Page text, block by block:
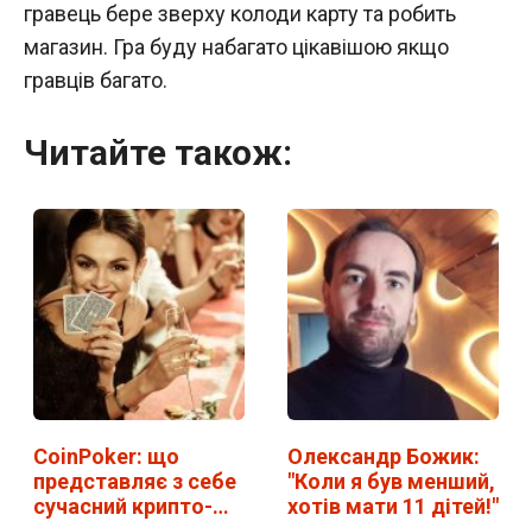
гравець бере зверху колоди карту та робить
магазин. Гра буду набагато цікавішою якщо
гравців багато.
Читайте також:
CoinPoker: що
представляє з себе
сучасний крипто-
Олександр Божик:
"Коли я був менший,
хотів мати 11 дітей!"